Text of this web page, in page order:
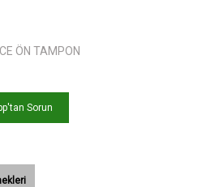
ÖN TAMPON
Sorun